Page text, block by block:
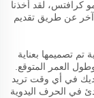
كرافتس، لقد أخذنا
آخر عن طريق تقديم
تصميمها بعناية
العمر المتوقع.
في أي وقت تريد
في الحرف اليدوية